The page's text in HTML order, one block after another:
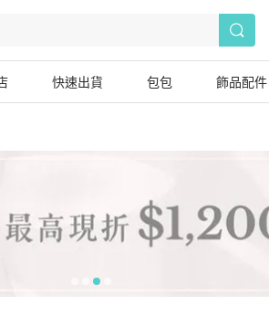
快速出貨 包包 飾品配件